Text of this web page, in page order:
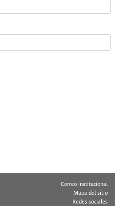
Correo institucional
Mapa del sitio
Redes sociales